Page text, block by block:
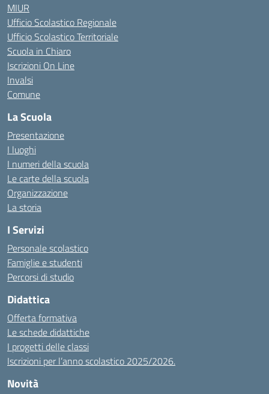
MIUR
Ufficio Scolastico Regionale
Ufficio Scolastico Territoriale
Scuola in Chiaro
Iscrizioni On Line
Invalsi
Comune
La Scuola
Presentazione
I luoghi
I numeri della scuola
Le carte della scuola
Organizzazione
La storia
I Servizi
Personale scolastico
Famiglie e studenti
Percorsi di studio
Didattica
Offerta formativa
Le schede didattiche
I progetti delle classi
Iscrizioni per l’anno scolastico 2025/2026.
Novità